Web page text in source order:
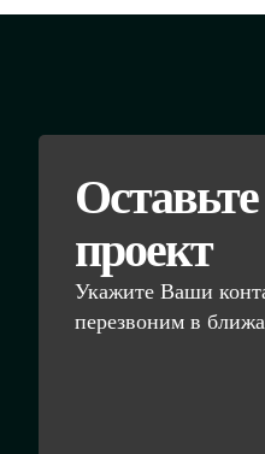
проект
Укажите Ваши
перезвоним в